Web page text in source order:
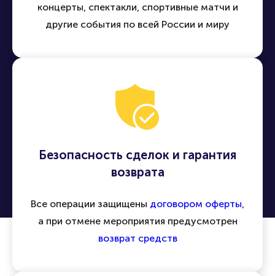
концерты, спектакли, спортивные матчи и
другие события по всей России и миру
Безопасность сделок и гарантия
возврата
Все операции защищены договором оферты,
а при отмене мероприятия предусмотрен
возврат средств